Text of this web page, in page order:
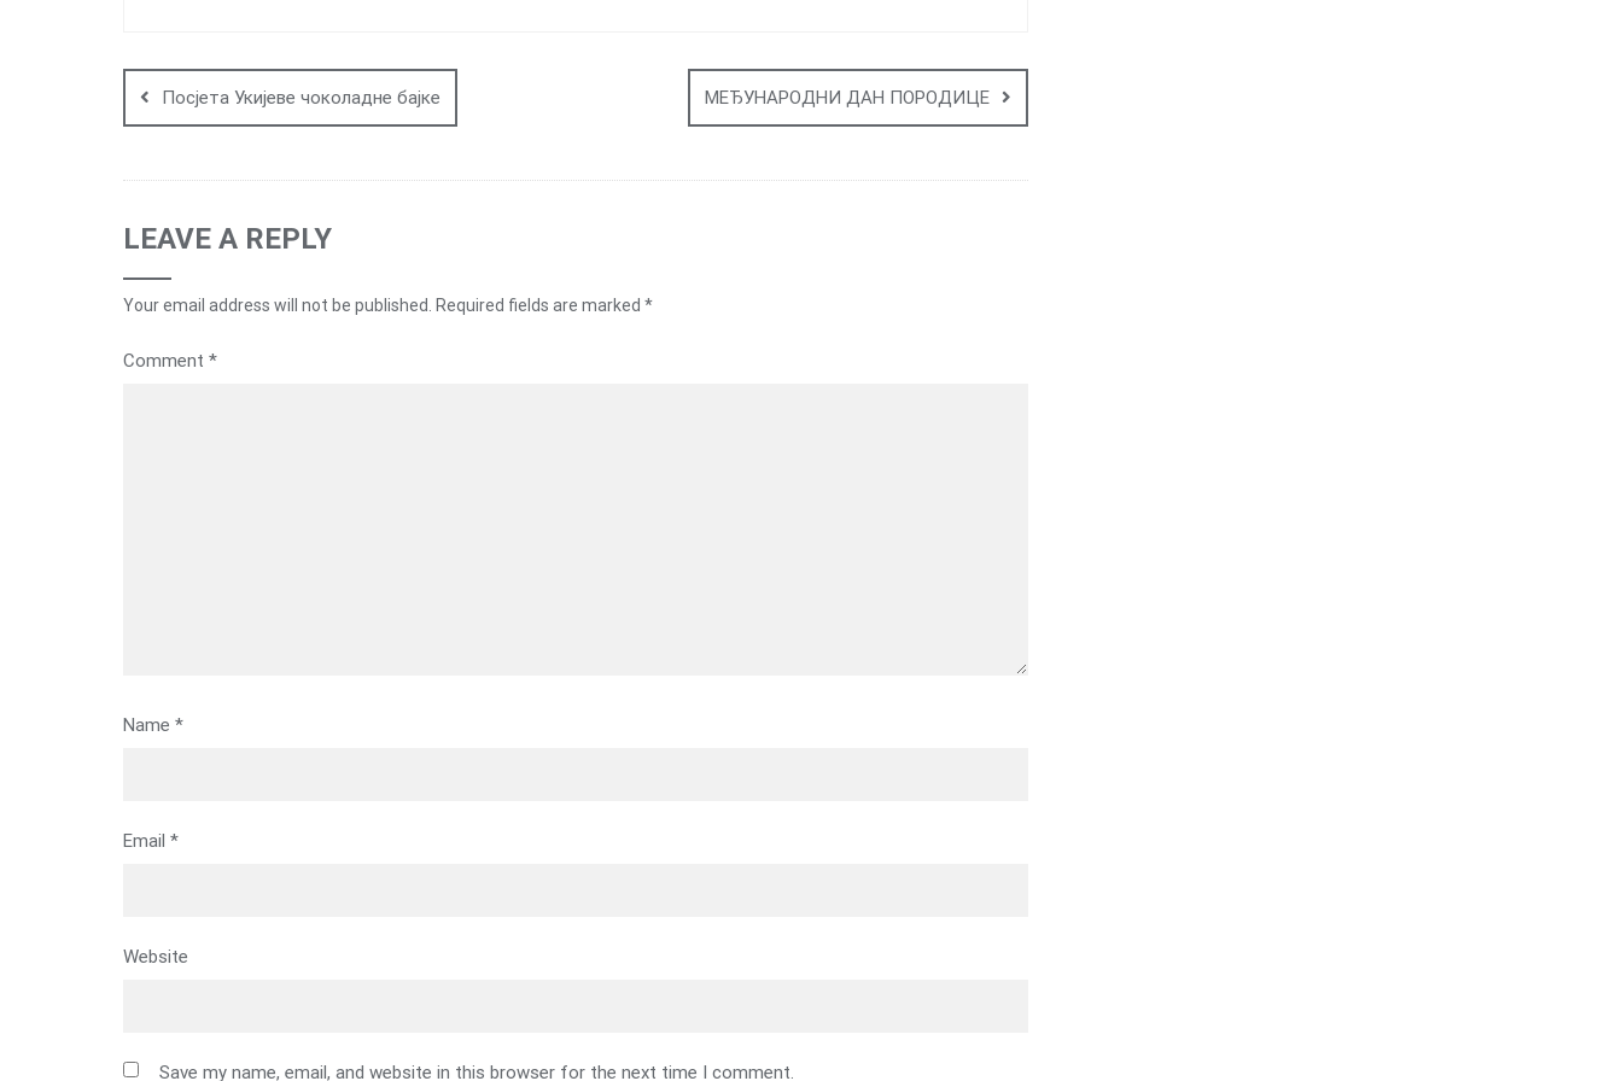
navigation
Посјета Укијеве чоколадне бајке МЕЂУНАРОДНИ ДАН ПОРОДИЦЕ
LEAVE A REPLY
Your email address will not be published. Required fields are marked *
Comment *
Name *
Email *
Website
Save my name, email, and website in this browser for the next time I comment.